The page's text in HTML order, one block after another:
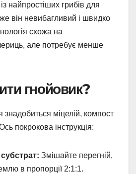
найпростіших грибів для
він невибагливий і швидко
схожа на
але потребує менше
гнойовик?
міцелій, компост
покрокова інструкція:
субстрат: Змішайте перегній,
в пропорції 2:1:1.